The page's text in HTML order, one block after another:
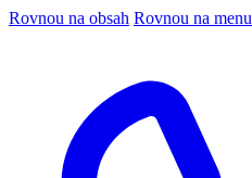
Rovnou na obsah Rovnou na menu